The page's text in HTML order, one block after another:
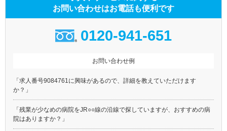
お問い合わせはお電話も便利です
0120-941-651
お問い合わせ例
「求人番号9084761に興味があるので、詳細を教えていただけます
か？」
「残業が少なめの病院をJR○○線の沿線で探していますが、おすすめの病
院はありますか？」